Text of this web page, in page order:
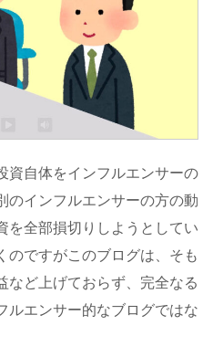
資自体をインフルエンサーの
のインフルエンサーの方の動
を全部損切りしようとしてい
のですがこのブログは、そも
など上げておらず、完全なる
ルエンサー的なブログではな